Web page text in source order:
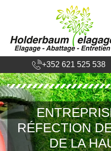
+352 621 525 538
RÉFECTION
DE LA